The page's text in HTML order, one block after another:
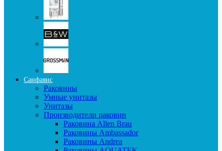
Санфаянс
Раковины
Умные унитазы
Унитазы
Производители раковин
Раковина Allen Brau
Раковины Ambassador
Раковины Andrea